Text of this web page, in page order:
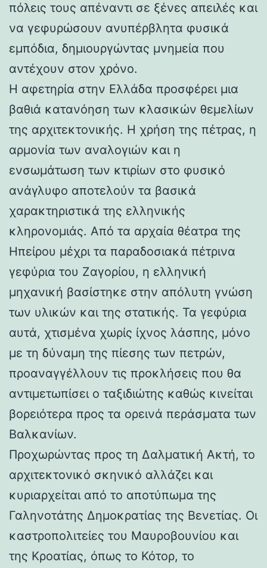
πόλεις τους απέναντι σε ξένες απειλές και
να γεφυρώσουν ανυπέρβλητα φυσικά
εμπόδια, δημιουργώντας μνημεία που
αντέχουν στον χρόνο.
Η αφετηρία στην Ελλάδα προσφέρει μια
βαθιά κατανόηση των κλασικών θεμελίων
της αρχιτεκτονικής. Η χρήση της πέτρας, η
αρμονία των αναλογιών και η
ενσωμάτωση των κτιρίων στο φυσικό
ανάγλυφο αποτελούν τα βασικά
χαρακτηριστικά της ελληνικής
κληρονομιάς. Από τα αρχαία θέατρα της
Ηπείρου μέχρι τα παραδοσιακά πέτρινα
γεφύρια του Ζαγορίου, η ελληνική
μηχανική βασίστηκε στην απόλυτη γνώση
των υλικών και της στατικής. Τα γεφύρια
αυτά, χτισμένα χωρίς ίχνος λάσπης, μόνο
με τη δύναμη της πίεσης των πετρών,
προαναγγέλλουν τις προκλήσεις που θα
αντιμετωπίσει ο ταξιδιώτης καθώς κινείται
βορειότερα προς τα ορεινά περάσματα των
Βαλκανίων.
Προχωρώντας προς τη Δαλματική Ακτή, το
αρχιτεκτονικό σκηνικό αλλάζει και
κυριαρχείται από το αποτύπωμα της
Γαληνοτάτης Δημοκρατίας της Βενετίας. Οι
καστροπολιτείες του Μαυροβουνίου και
της Κροατίας, όπως το Κότορ, το